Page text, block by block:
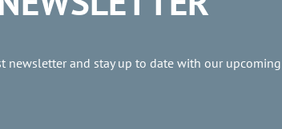
newsletter and stay up to date with our